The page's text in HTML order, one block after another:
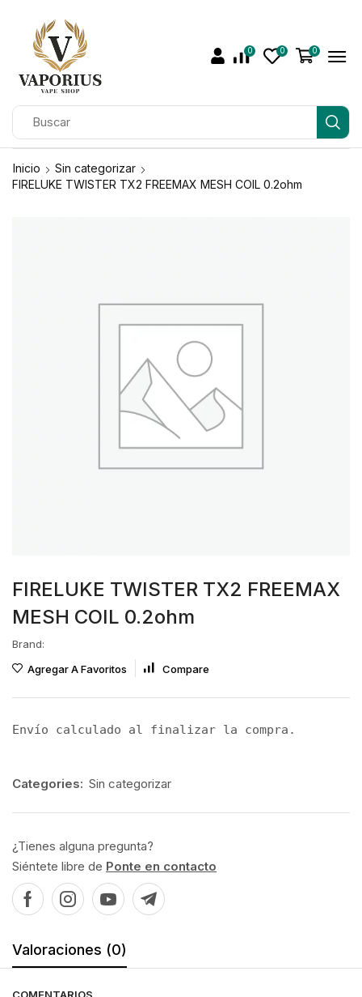
0 0 0
Inicio
Sin categorizar
FIRELUKE TWISTER TX2 FREEMAX MESH COIL 0.2ohm
FIRELUKE TWISTER TX2 FREEMAX
MESH COIL 0.2ohm
Brand:
Agregar A Favoritos
Compare
Envío calculado al finalizar la compra.
Categories: Sin categorizar
¿Tienes alguna pregunta?
Siéntete libre de Ponte en contacto
Valoraciones (0)